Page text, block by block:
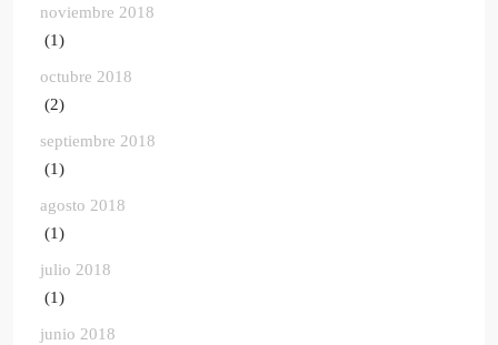
noviembre 2018
(1)
octubre 2018
(2)
septiembre 2018
(1)
agosto 2018
(1)
julio 2018
(1)
junio 2018